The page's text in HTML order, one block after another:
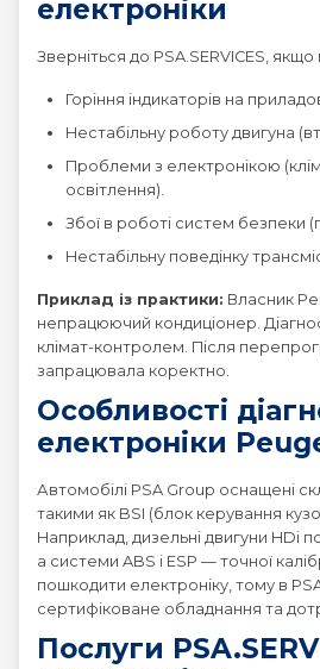
електроніки
Зверніться до PSA.SERVICES, якщо
Горіння індикаторів на
Нестабільну роботу двигуна
Проблеми з електронікою
освітлення).
Збої в роботі систем безпеки
Нестабільну поведінку
Приклад із практики: Власник
непрацюючий кондиціонер.
клімат-контролем. Після
запрацювала коректно.
Особливості
електроніки
Автомобілі PSA Group оснащені
такими як BSI (блок керування
Наприклад, дизельні двигуни HDi
а системи ABS і ESP — точної
пошкодити електроніку, тому в
сертифіковане обладнання та
Послуги